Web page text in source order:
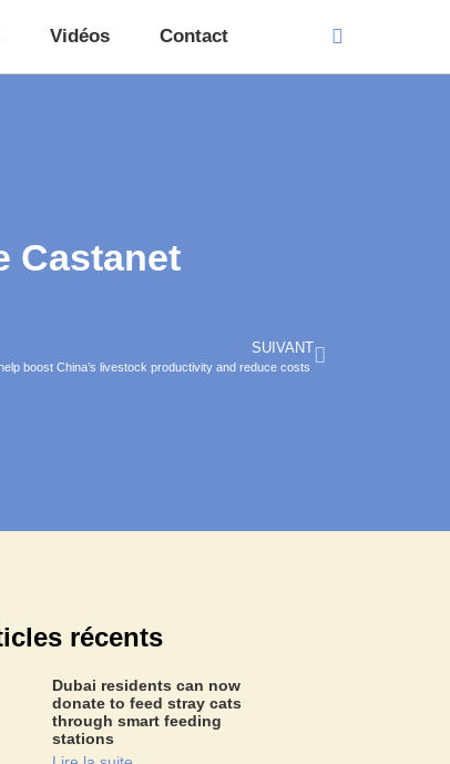
Vidéos Contact
Castanet
SUIVANT
boost China’s livestock productivity and reduce costs
récents
Dubai residents can now
donate to feed stray cats
through smart feeding
stations